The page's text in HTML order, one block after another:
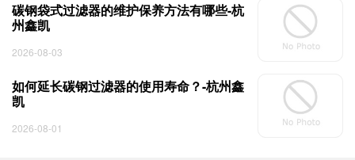
碳钢袋式过滤器的维护保养方法有哪些-杭
州鑫凯
2026-08-03
如何延长碳钢过滤器的使用寿命？-杭州鑫
凯
2026-08-01